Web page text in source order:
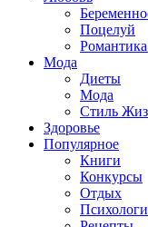
Поцелуй
Мода
Диеты
Мода
Стиль
Здоровье
Популярное
Книги
Конкурсы
Отдых